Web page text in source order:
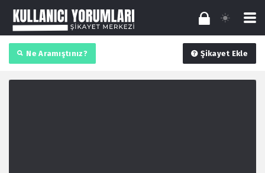
Ne Aramıştınız? Şikayet Ekle